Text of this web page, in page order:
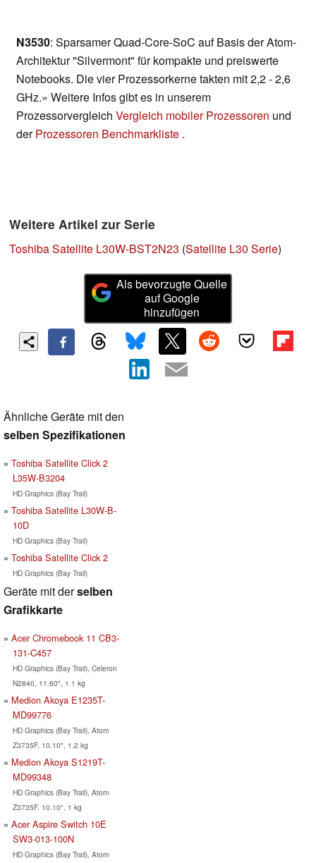
N3530: Sparsamer Quad-Core-SoC auf Basis der Atom-
Architektur "Silvermont" für kompakte und preiswerte
Notebooks. Die vier Prozessorkerne takten mit 2,2 - 2,6
GHz.» Weitere Infos gibt es in unserem
Prozessorvergleich Vergleich mobiler Prozessoren und
derProzessoren Benchmarkliste .
Weitere Artikel zur Serie
Toshiba Satellite L30W-BST2N23 (Satellite L30 Serie)
Als bevorzugte Quelle
auf Google
hinzufügen
Ähnliche Geräte mit den
selben Spezifikationen
Toshiba Satellite Click 2
L35W-B3204
HD Graphics (Bay Trail)
Toshiba Satellite L30W-B-
10D
HD Graphics (Bay Trail)
Toshiba Satellite Click 2
HD Graphics (Bay Trail)
Geräte mit derselben
Grafikkarte
Acer Chromebook 11 CB3-
131-C457
HD Graphics (Bay Trail), Celeron
N2840, 11.60", 1.1 kg
Medion Akoya E1235T-
MD99776
HD Graphics (Bay Trail), Atom
Z3735F, 10.10", 1.2 kg
Medion Akoya S1219T-
MD99348
HD Graphics (Bay Trail), Atom
Z3735F, 10.10", 1 kg
Acer Aspire Switch 10E
SW3-013-100N
HD Graphics (Bay Trail), Atom